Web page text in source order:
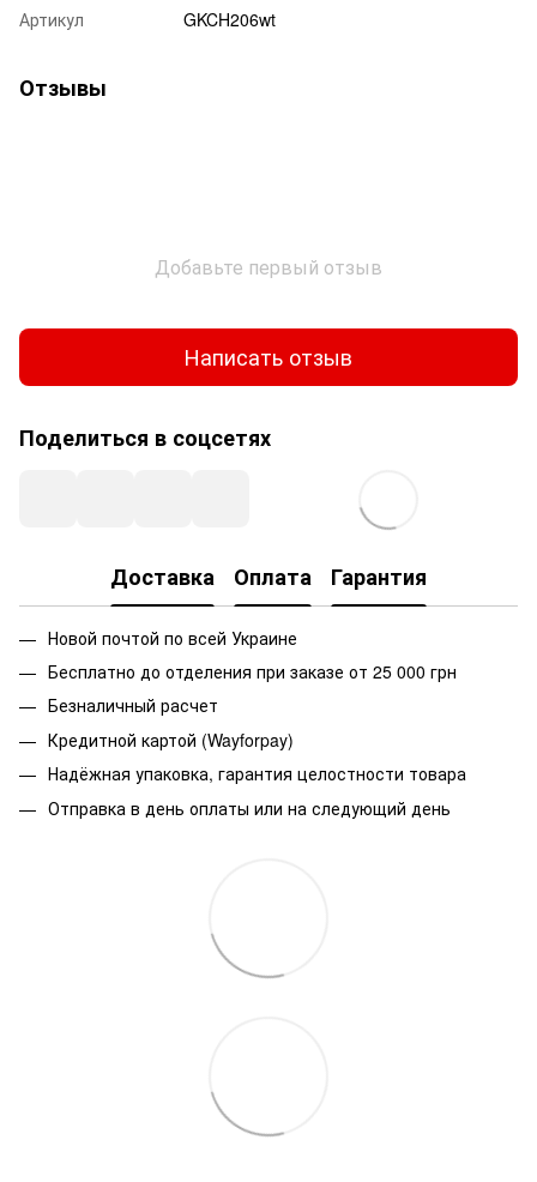
Артикул
GKCH206wt
Отзывы
Добавьте первый отзыв
Написать отзыв
Поделиться в соцсетях
Доставка Оплата Гарантия
Новой почтой по всей Украине
Бесплатно до отделения при заказе от 25 000 грн
Безналичный расчет
Кредитной картой (Wayforpay)
Надёжная упаковка, гарантия целостности товара
Отправка в день оплаты или на следующий день